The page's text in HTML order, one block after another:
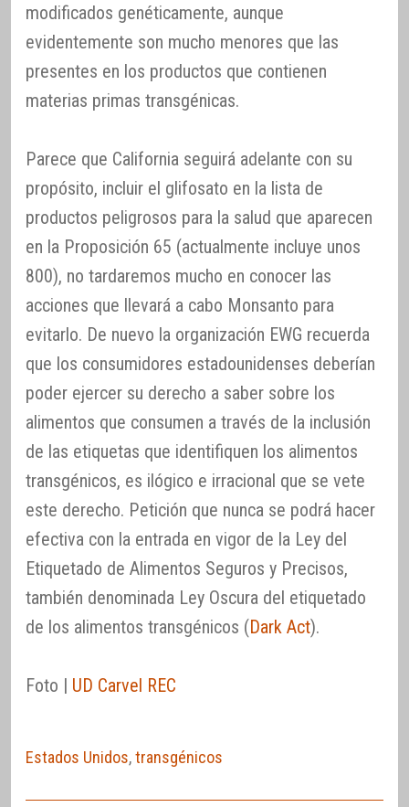
modificados genéticamente, aunque
evidentemente son mucho menores que las
presentes en los productos que contienen
materias primas transgénicas.
Parece que California seguirá adelante con su
propósito, incluir el glifosato en la lista de
productos peligrosos para la salud que aparecen
en la Proposición 65 (actualmente incluye unos
800), no tardaremos mucho en conocer las
acciones que llevará a cabo Monsanto para
evitarlo. De nuevo la organización EWG recuerda
que los consumidores estadounidenses deberían
poder ejercer su derecho a saber sobre los
alimentos que consumen a través de la inclusión
de las etiquetas que identifiquen los alimentos
transgénicos, es ilógico e irracional que se vete
este derecho. Petición que nunca se podrá hacer
efectiva con la entrada en vigor de la Ley del
Etiquetado de Alimentos Seguros y Precisos,
también denominada Ley Oscura del etiquetado
de los alimentos transgénicos (Dark Act).
Foto | UD Carvel REC
Estados Unidos,transgénicos